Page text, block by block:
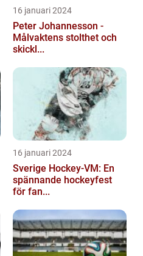
16 januari 2024
Peter Johannesson -
Målvaktens stolthet och
skickl...
16 januari 2024
Sverige Hockey-VM: En
spännande hockeyfest
för fan...